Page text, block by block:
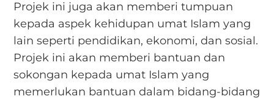
Projek ini juga akan memberi tumpuan
kepada aspek kehidupan umat Islam yang
lain seperti pendidikan, ekonomi, dan sosial.
Projek ini akan memberi bantuan dan
sokongan kepada umat Islam yang
memerlukan bantuan dalam bidang-bidang